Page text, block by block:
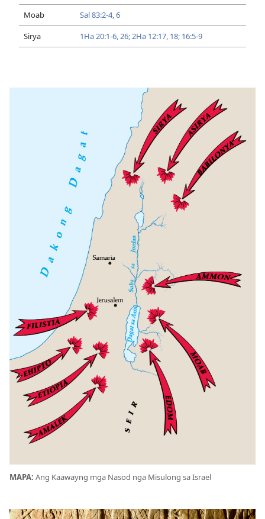
Moab
Sal 83:2-4,6
Sirya
1Ha 20:1-6,26;2Ha 12:​17, 18; 16:5-9
MAPA: Ang Kaawayng mga Nasod nga Misulong sa Israel